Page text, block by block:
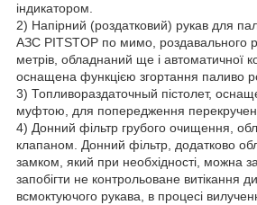
індикатором.
2) Напірний (роздатковий) рукав для
АЗС PITSTOP по мимо, роздавального
метрів, обладнаний ще і автоматичної
оснащена функцією згортання паливо
3) Топливораздаточный пістолет,
муфтою, для попередження
4) Донний фільтр грубого очищення,
клапаном. Донний фільтр, додатково
замком, який при необхідності, можна
запобігти не контрольоване витікання
всмоктуючого рукава, в процесі